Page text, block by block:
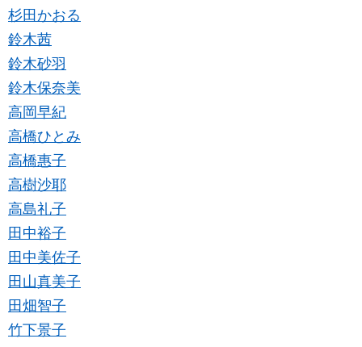
杉田かおる
鈴木茜
鈴木砂羽
鈴木保奈美
高岡早紀
高橋ひとみ
高橋惠子
高樹沙耶
高島礼子
田中裕子
田中美佐子
田山真美子
田畑智子
竹下景子